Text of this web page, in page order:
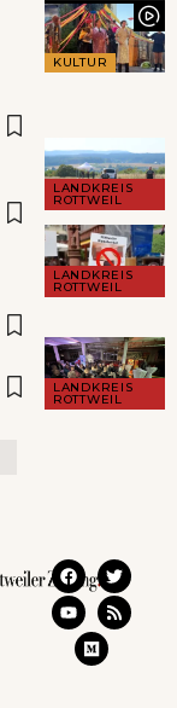
KULTUR
LANDKREIS
ROTTWEIL
LANDKREIS
ROTTWEIL
LANDKREIS
ROTTWEIL